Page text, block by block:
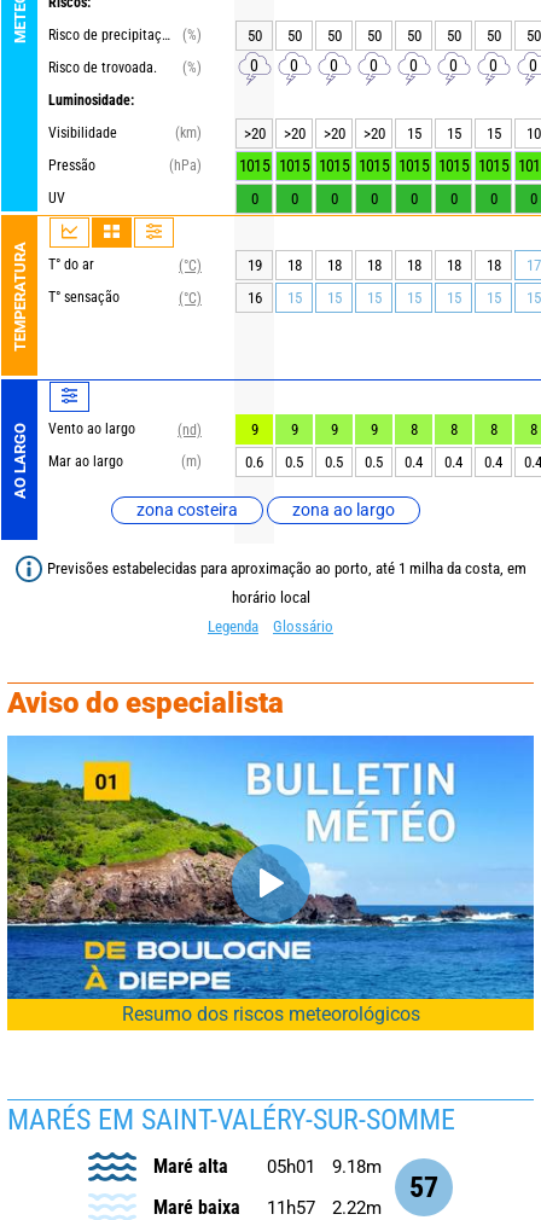
Risco de precipitações
(%)
Risco de trovoada.
(%)
Luminosidade:
Visibilidade
(km)
Pressão
(hPa)
UV
TEMPERATURA T° do ar
(°C)
T° sensação
(°C)
AO LARGO Vento ao largo
(nd)
Mar ao largo
(m)
zona costeira zona ao largo
50 50 50 50 50 50 50 50
0 0 0 0 0 0 0 0
>20 >20 >20 >20 15 15 15 10
1015 1015 1015 1015 1015 1015 1015
0 0 0 0 0 0 0 0
19 18 18 18 18 18 18
17
16
15 15 15 15 15 15 15
9 9 9 9 8 8 8
8
0.6
0.5 0.5 0.5 0.4 0.4 0.4 0.4
Previsões estabelecidas para aproximação ao porto, até 1 milha da costa, em
horário local
Legenda
Glossário
Aviso do especialista
Resumo dos riscos meteorológicos
MARÉS EM SAINT-VALÉRY-SUR-SOMME
57
Maré alta 05h01 9.18m
Maré baixa 11h57 2.22m